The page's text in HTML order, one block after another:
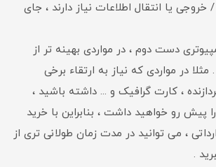
یا انتقال اطلاعات نیاز دارند ، جای
دست دوم ، در مواردی بهینه تر از
در مواردی که نیاز به ارتقاء برخی
، کارت گرافیک و ... داشته باشید ،
پیش رو خواهید داشت ، بنابراین با خرید
، می توانید در مدت زمان طولانی تری از
.